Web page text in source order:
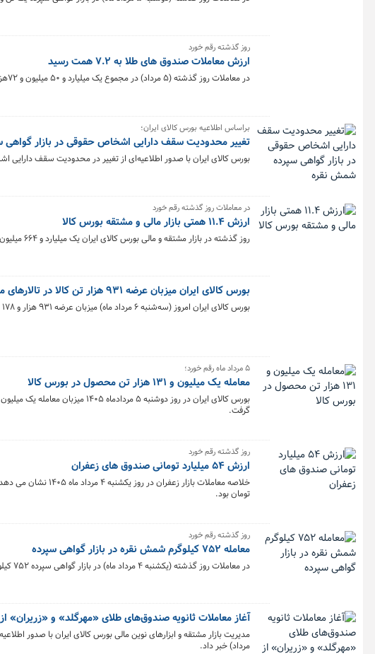
روز گذشته رقم خورد
ارزش معاملات صندوق های طلا به ۷.۲ همت رسید
در معاملات روز گذشته (۵ مرداد) در مجموع یک میلیارد و ۵۰ میلیون و ۷۲هزار و ۹۹۵ واحد صندوق‌ طلا به ارزش ۷.۲ همت در بورس کالا معامله شد.
براساس اطلاعیه بورس کالای ایران؛
تغییر محدودیت سقف دارایی اشخاص حقوقی در بازار
بورس کالای ایران با صدور اطلاعیه‌ای از تغییر در محدودیت سقف
در معاملات روز گذشته رقم خورد
ارزش ۱۱.۴ همتی بازار مالی و مشتقه بورس کالا
روز گذشته در بازار مشتقه و مالی بورس کالای ایران یک میلیارد و ۶۶۴ میلیون قرارداد به ارزش ۱۱ هزار میلیارد تومان منعقد شد.
بورس کالای ایران میزبان عرضه ۹۳۱ هزار تن کالا در تالارهای مختلف شد
بورس کالای ایران امروز (سه‌شنبه ۶ مرداد ماه) میزبان عرضه ۹۳۱ هزار و ۱۷۸ تن انواع محصول است.
۵ مرداد ماه رقم خورد؛
معامله یک میلیون و ۱۳۱ هزار تن محصول در بورس کالا
گرفت.
روز گذشته رقم خورد
ارزش ۵۴ میلیارد تومانی صندوق های زعفران
تومان بود.
روز گذشته رقم خورد
معامله ۷۵۲ کیلوگرم شمش نقره در بازار گواهی سپرده
در معاملات روز گذشته (یکشنبه ۴ مرداد ماه) در بازار گواهی سپرده ۷۵۲ کیلوگرم شمش نقره به ارزش ۲۹۰ میلیارد تومان معامله شد.
آغاز معاملات ثانویه صندوق‌های طلای «مهرگلد» و «زریران» از
مرداد) خبر داد.